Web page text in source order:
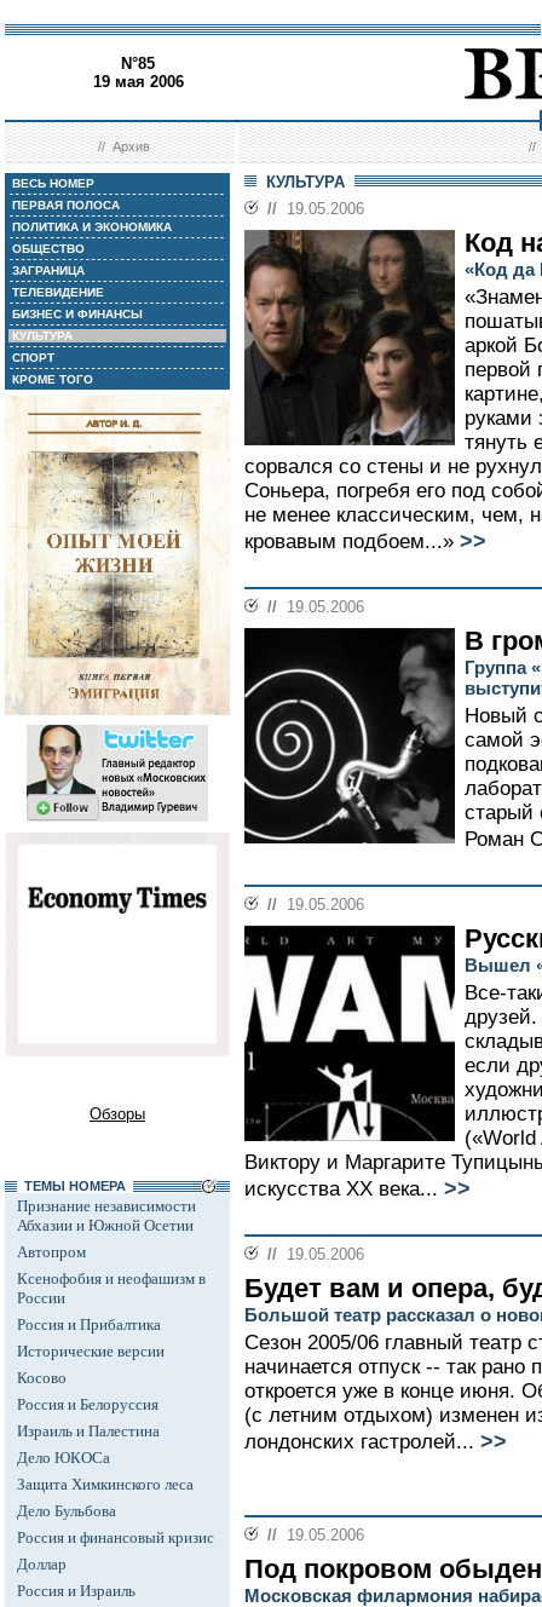
N°85
19 мая 2006
//Архив //
ВЕСЬ НОМЕР
ПЕРВАЯ ПОЛОСА
ПОЛИТИКА И ЭКОНОМИКА
ОБЩЕСТВО
ЗАГРАНИЦА
ТЕЛЕВИДЕНИЕ
БИЗНЕС И ФИНАНСЫ
КУЛЬТУРА
СПОРТ
КРОМЕ ТОГО
Обзоры
ТЕМЫ НОМЕРА
Признание независимости
Абхазии и Южной Осетии
Автопром
Ксенофобия и неофашизм в
России
Россия и Прибалтика
Исторические версии
Косово
Россия и Белоруссия
Израиль и Палестина
Дело ЮКОСа
Защита Химкинского леса
Дело Бульбова
Россия и финансовый кризис
Доллар
Россия и Израиль
КУЛЬТУРА
// 19.05.2006
Код
«Код да
аркой
первой
руками
тянуть
сорвался со стены и не
Соньера, погребя его под
не менее классическим, чем,
кровавым подбоем...» >>
// 19.05.2006
В
Группа
Новый
самой
старый
Роман
// 19.05.2006
Вышел
Все-
если
Виктору и Маргарите
искусства ХХ века... >>
// 19.05.2006
Будет вам и опера,
Большой театр рассказал о
Сезон 2005/06 главный театр
начинается отпуск -- так
откроется уже в конце июня.
(с летним отдыхом) изменен
лондонских гастролей... >>
// 19.05.2006
Под покровом
Московская филармония